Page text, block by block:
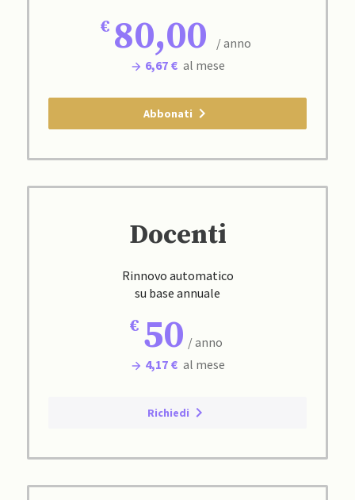
80,00
/ anno
6,67 € al mese
Abbonati
Docenti
Rinnovo automatico
su base annuale
50 / anno
4,17 € al mese
Richiedi